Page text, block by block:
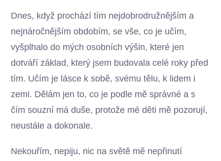
Dnes, když prochází tím nejdobrodružnějším a
nejnáročnějším obdobím, se vše, co je učím,
vyšplhalo do mých osobních výšin, které jen
dotváří základ, který jsem budovala celé roky před
tím. Učím je lásce k sobě, svému tělu, k lidem i
zemi. Dělám jen to, co je podle mě správné a s
čím souzní má duše, protože mé děti mě pozorují,
neustále a dokonale.
Nekouřím, nepiju, nic na světě mě nepřinutí